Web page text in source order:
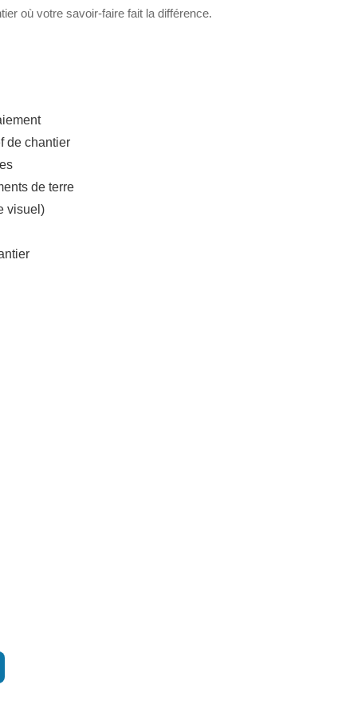
où votre savoir-faire fait la différence.
de chantier
de terre
visuel)